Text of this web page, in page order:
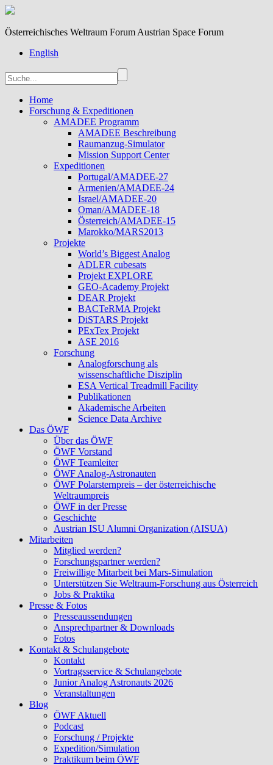
Österreichisches Weltraum Forum Austrian Space Forum
English
Home
Forschung & Expeditionen
AMADEE Programm
AMADEE Beschreibung
Raumanzug-Simulator
Mission Support Center
Expeditionen
Portugal/AMADEE-27
Armenien/AMADEE-24
Israel/AMADEE-20
Oman/AMADEE-18
Österreich/AMADEE-15
Marokko/MARS2013
Projekte
World’s Biggest Analog
ADLER cubesats
Projekt EXPLORE
GEO-Academy Projekt
DEAR Projekt
BACTeRMA Projekt
DiSTARS Projekt
PExTex Projekt
ASE 2016
Forschung
Analogforschung als
wissenschaftliche Disziplin
ESA Vertical Treadmill Facility
Publikationen
Akademische Arbeiten
Science Data Archive
Das ÖWF
Über das ÖWF
ÖWF Vorstand
ÖWF Teamleiter
ÖWF Analog-Astronauten
ÖWF Polarsternpreis – der österreichische
Weltraumpreis
ÖWF in der Presse
Geschichte
Austrian ISU Alumni Organization (AISUA)
Mitarbeiten
Mitglied werden?
Forschungspartner werden?
Freiwillige Mitarbeit bei Mars-Simulation
Unterstützen Sie Weltraum-Forschung aus Österreich
Jobs & Praktika
Presse & Fotos
Presseaussendungen
Ansprechpartner & Downloads
Fotos
Kontakt & Schulangebote
Kontakt
Vortragsservice & Schulangebote
Junior Analog Astronauts 2026
Veranstaltungen
Blog
ÖWF Aktuell
Podcast
Forschung / Projekte
Expedition/Simulation
Praktikum beim ÖWF